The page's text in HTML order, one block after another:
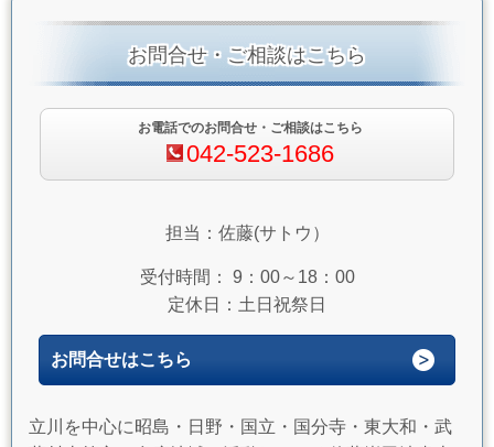
お問合せ・ご相談はこちら
お電話でのお問合せ・ご相談はこちら
042-523-1686
担当：佐藤(サトウ）
受付時間： 9：00～18：00
定休日：土日祝祭日
お問合せはこちら
立川を中心に昭島・日野・国立・国分寺・東大和・武